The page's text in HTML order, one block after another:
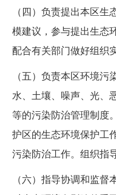
（四）负责提出本区
模建议，参与提出生态
配合有关部门做好组织
（五）负责本区环境污
水、土壤、噪声、光、
等的污染防治管理制度
护区的生态环境保护工
污染防治工作。组织指
（六）指导协调和监